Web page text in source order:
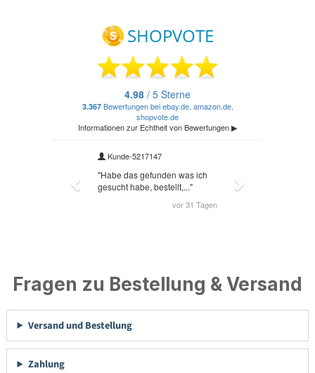
Fragen zu Bestellung & Versand
Versand und Bestellung
Zahlung